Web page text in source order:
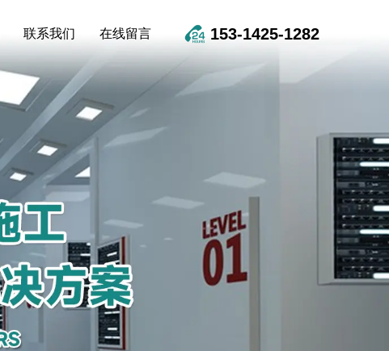
联系我们 在线留言 153-1425-1282